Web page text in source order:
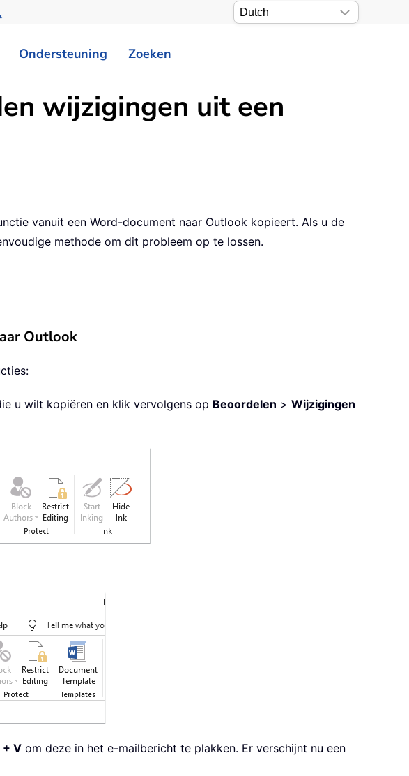
Ondersteuning Zoeken
wijzigingen uit een
vanuit een Word-document naar Outlook kopieert. Als u de
methode om dit probleem op te lossen.
Outlook
u wilt kopiëren en klik vervolgens op Beoordelen > Wijzigingen
+ V om deze in het e-mailbericht te plakken. Er verschijnt nu een